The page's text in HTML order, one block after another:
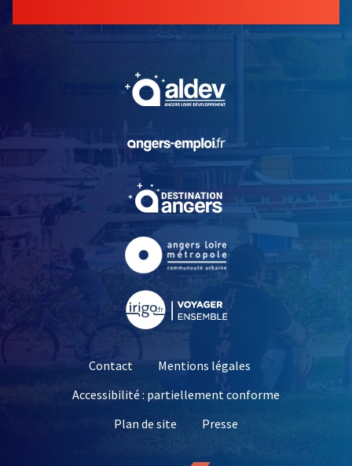
, Ouvre une nouvelle
, Ouvre une nouvelle
Contact
Mentions légales
Accessibilité : partiellement conforme
Plan de site
Presse